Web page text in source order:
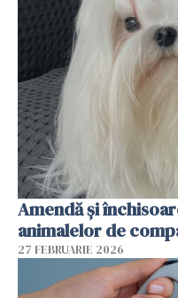
Amendă și
animalelor de
27 FEBRUARIE 2026